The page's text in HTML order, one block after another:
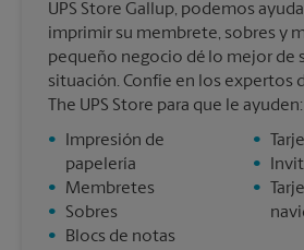
UPS Store Gallup, podemos
imprimir su membrete, sobres y
pequeño negocio dé lo mejor de
situación. Confíe en los expertos
The UPS Store para que le ayuden:
•
Impresión de
papelería
•
Membretes
•
Sobres
•
Blocs de notas
•
•
•